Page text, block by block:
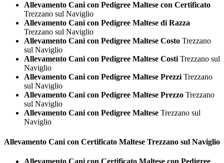
Allevamento Cani con Pedigree Maltese con Certificato
Trezzano sul Naviglio
Allevamento Cani con Pedigree Maltese di Razza
Trezzano sul Naviglio
Allevamento Cani con Pedigree Maltese Costo Trezzano
sul Naviglio
Allevamento Cani con Pedigree Maltese Costi Trezzano sul
Naviglio
Allevamento Cani con Pedigree Maltese Prezzi Trezzano
sul Naviglio
Allevamento Cani con Pedigree Maltese Prezzo Trezzano
sul Naviglio
Allevamento Cani con Pedigree Maltese Trezzano sul
Naviglio
Allevamento Cani con Certificato Maltese Trezzano sul Naviglio
Allevamento Cani con Certificato Maltese con Pedigree